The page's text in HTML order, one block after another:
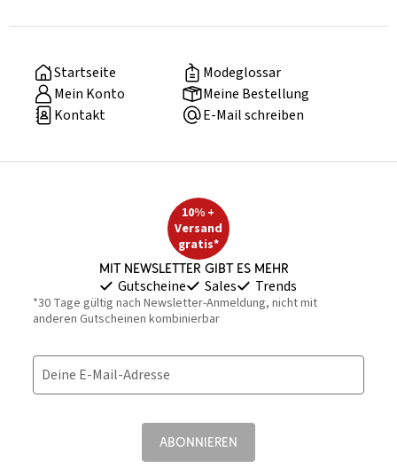
Startseite
Modeglossar
Mein Konto
Meine Bestellung
Kontakt
E-Mail schreiben
10% +
Versand
gratis*
Mit Newsletter gibt es mehr
Gutscheine Sales Trends
*30 Tage gültig nach Newsletter-Anmeldung, nicht mit
anderen Gutscheinen kombinierbar
Deine E-Mail-Adresse
ABONNIEREN